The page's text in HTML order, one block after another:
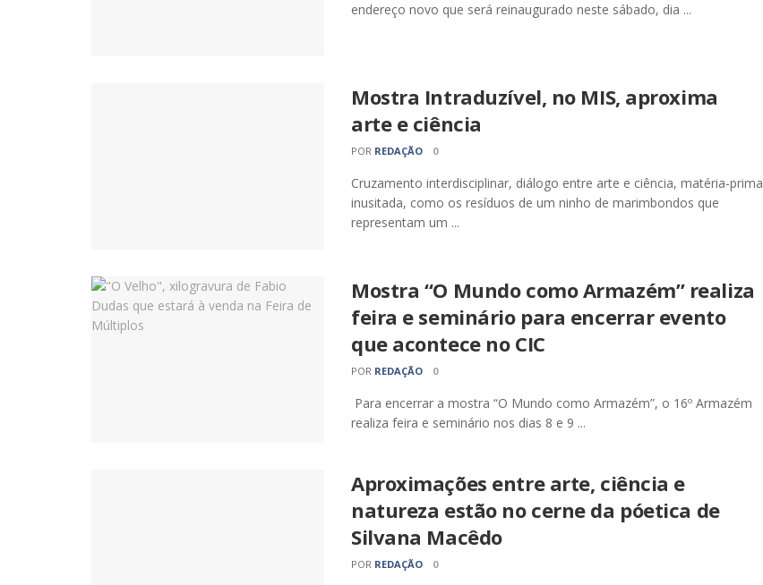
endereço novo que será reinaugurado neste sábado, dia ...
Mostra Intraduzível, no MIS, aproxima
arte e ciência
POR REDAÇÃO 0
Cruzamento interdisciplinar, diálogo entre arte e ciência, matéria-prima
inusitada, como os resíduos de um ninho de marimbondos que
representam um ...
Mostra “O Mundo como Armazém” realiza
feira e seminário para encerrar evento
que acontece no CIC
POR REDAÇÃO 0
Para encerrar a mostra “O Mundo como Armazém”, o 16º Armazém
realiza feira e seminário nos dias 8 e 9 ...
Aproximações entre arte, ciência e
natureza estão no cerne da póetica de
Silvana Macêdo
POR REDAÇÃO 0